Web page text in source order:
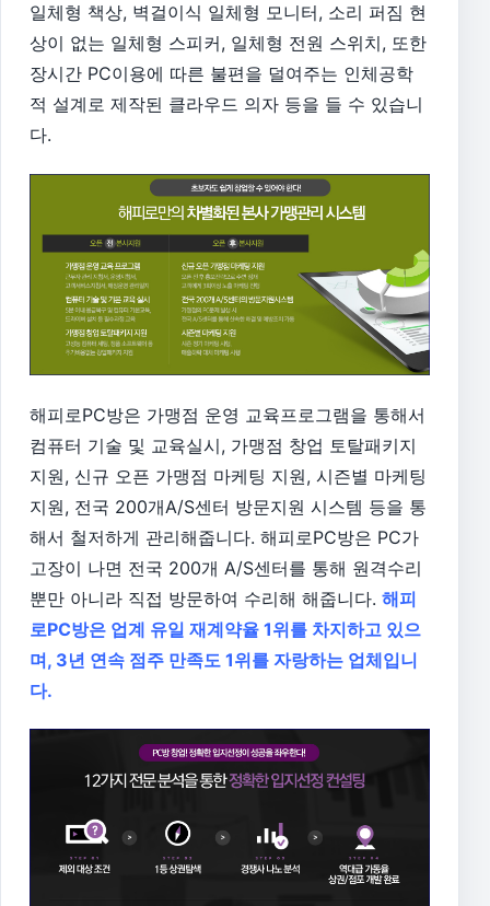
일체형 책상, 벽걸이식 일체형 모니터, 소리 퍼짐 현
상이 없는 일체형 스피커, 일체형 전원 스위치, 또한
장시간 PC이용에 따른 불편을 덜여주는 인체공학
적 설계로 제작된 클라우드 의자 등을 들 수 있습니
다.
해피로PC방은 가맹점 운영 교육프로그램을 통해서
컴퓨터 기술 및 교육실시, 가맹점 창업 토탈패키지
지원, 신규 오픈 가맹점 마케팅 지원, 시즌별 마케팅
지원, 전국 200개A/S센터 방문지원 시스템 등을 통
해서 철저하게 관리해줍니다. 해피로PC방은 PC가
고장이 나면 전국 200개 A/S센터를 통해 원격수리
뿐만 아니라 직접 방문하여 수리해 해줍니다. 해피
로PC방은 업계 유일 재계약율 1위를 차지하고 있으
며, 3년 연속 점주 만족도 1위를 자랑하는 업체입니
다.